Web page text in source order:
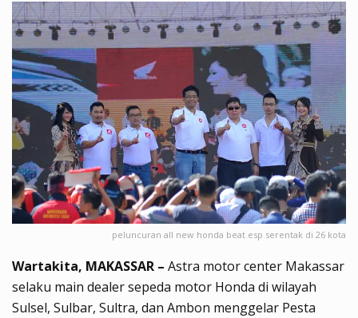
peluncuran all new honda beat esp serentak di 26 kota
Wartakita, MAKASSAR – Astra motor center Makassar
selaku main dealer sepeda motor Honda di wilayah
Sulsel, Sulbar, Sultra, dan Ambon menggelar Pesta